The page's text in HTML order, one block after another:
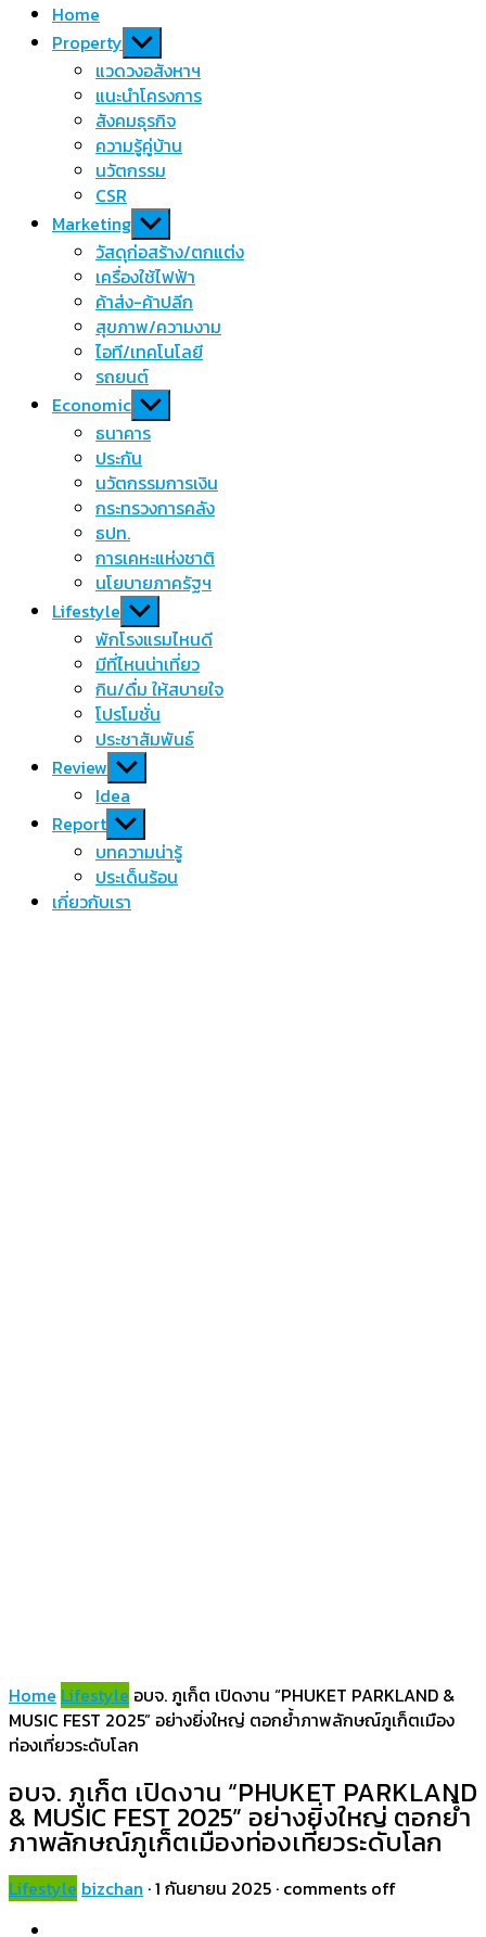
Home
Property Show
sub
menu
แวดวงอสังหาฯ
แนะนำโครงการ
สังคมธุรกิจ
ความรู้คู่บ้าน
นวัตกรรม
CSR
Marketing Show
sub
menu
วัสดุก่อสร้าง/ตกแต่ง
เครื่องใช้ไฟฟ้า
ค้าส่ง-ค้าปลีก
สุขภาพ/ความงาม
ไอที/เทคโนโลยี
รถยนต์
Economic Show
sub
menu
ธนาคาร
ประกัน
นวัตกรรมการเงิน
กระทรวงการคลัง
ธปท.
การเคหะแห่งชาติ
นโยบายภาครัฐฯ
Lifestyle Show
sub
menu
พักโรงแรมไหนดี
มีที่ไหนน่าเที่ยว
กิน/ดื่ม ให้สบายใจ
โปรโมชั่น
ประชาสัมพันธ์
Review Show
sub
menu
Idea
Report Show
sub
menu
บทความน่ารู้
ประเด็นร้อน
เกี่ยวกับเรา
Home Lifestyle อบจ. ภูเก็ต เปิดงาน “PHUKET PARKLAND &
MUSIC FEST 2025” อย่างยิ่งใหญ่ ตอกย้ำภาพลักษณ์ภูเก็ตเมือง
ท่องเที่ยวระดับโลก
อบจ. ภูเก็ต เปิดงาน “PHUKET PARKLAND
& MUSIC FEST 2025” อย่างยิ่งใหญ่ ตอกย้ำ
ภาพลักษณ์ภูเก็ตเมืองท่องเที่ยวระดับโลก
Lifestyle bizchan ·1 กันยายน 2025 · comments off